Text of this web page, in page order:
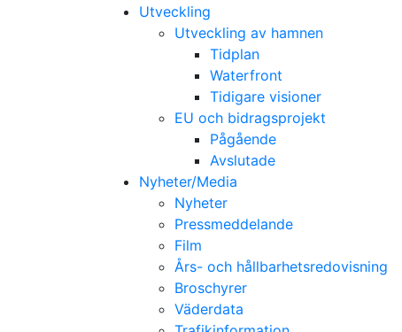
Utveckling
Utveckling av hamnen
Tidplan
Waterfront
Tidigare visioner
EU och bidragsprojekt
Pågående
Avslutade
Nyheter/Media
Nyheter
Pressmeddelande
Film
Års- och hållbarhetsredovisning
Broschyrer
Väderdata